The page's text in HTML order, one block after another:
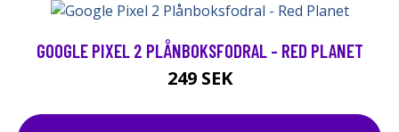
GOOGLE PIXEL 2 PLÅNBOKSFODRAL - RED PLANET
249 SEK